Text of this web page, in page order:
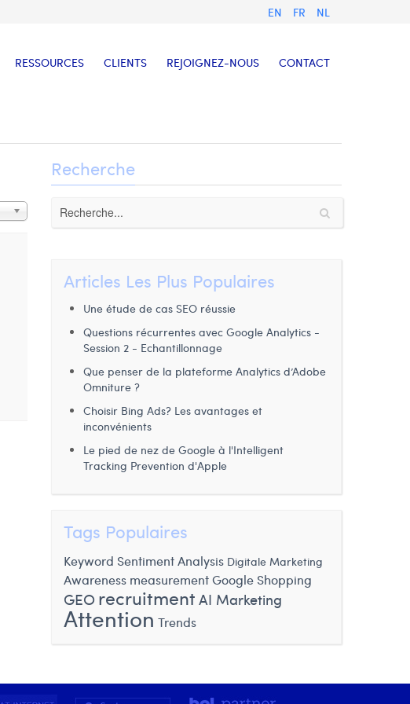
EN FR NL
RESSOURCES CLIENTS REJOIGNEZ-NOUS CONTACT
Recherche
Articles Les Plus Populaires
Une étude de cas SEO réussie
Questions récurrentes avec Google Analytics -
Session 2 - Echantillonnage
Que penser de la plateforme Analytics d’Adobe
Omniture ?
Choisir Bing Ads? Les avantages et
inconvénients
Le pied de nez de Google à l'Intelligent
Tracking Prevention d'Apple
Tags Populaires
Keyword Sentiment Analysis Digitale Marketing
Awareness measurementGoogle Shopping
GEOrecruitment AI Marketing
Attention Trends